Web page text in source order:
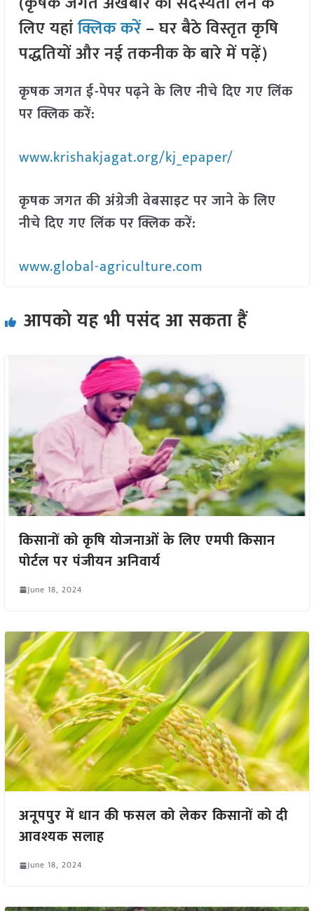
लिए यहांक्लिक करें– घर बैठे विस्तृत कृषि
पद्धतियों और नई तकनीक के बारे में पढ़ें)
कृषक जगत ई-पेपर पढ़ने के लिए नीचे दिए गए लिंक
पर क्लिक करें:
www.krishakjagat.org/kj_epaper/
कृषक जगत की अंग्रेजी वेबसाइट पर जाने के लिए
नीचे दिए गए लिंक पर क्लिक करें:
www.global-agriculture.com
आपको यह भी पसंद आ सकता हैं
किसानों को कृषि योजनाओं के लिए एमपी किसान
पोर्टल पर पंजीयन अनिवार्य
June 18, 2024
अनूपपुर में धान की फसल को लेकर किसानों को दी
आवश्यक सलाह
June 18, 2024